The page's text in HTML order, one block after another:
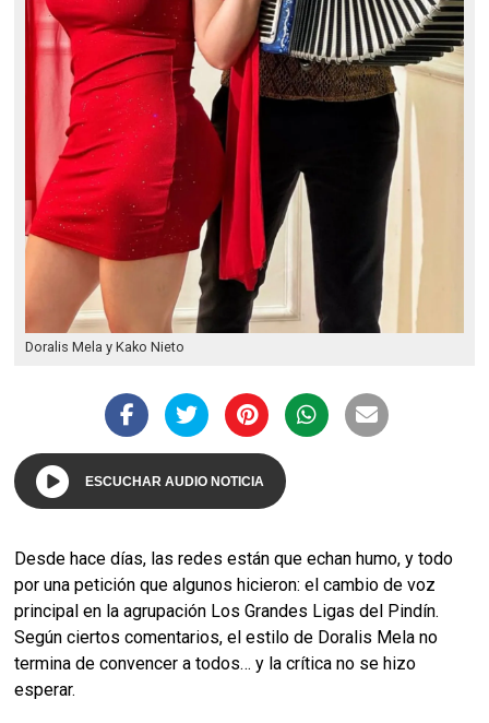
Doralis Mela y Kako Nieto
ESCUCHAR AUDIO NOTICIA
Desde hace días, las redes están que echan humo, y todo
por una petición que algunos hicieron: el cambio de voz
principal en la agrupación Los Grandes Ligas del Pindín.
Según ciertos comentarios, el estilo de Doralis Mela no
termina de convencer a todos… y la crítica no se hizo
esperar.